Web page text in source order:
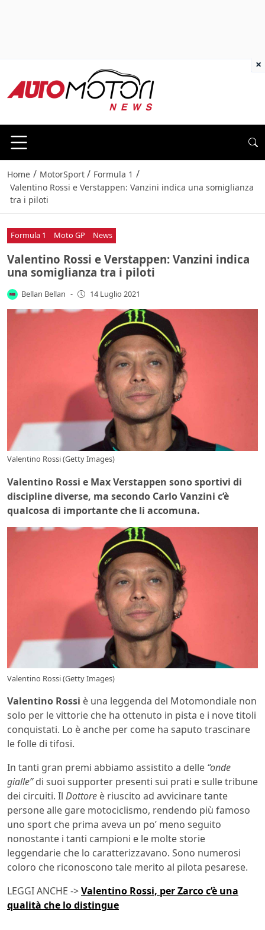
Home / MotorSport / Formula 1 /
Valentino Rossi e Verstappen: Vanzini indica una somiglianza
tra i piloti
Formula 1 Moto GP News
Valentino Rossi e Verstappen: Vanzini indica
una somiglianza tra i piloti
Bellan Bellan - 14 Luglio 2021
Valentino Rossi (Getty Images)
Valentino Rossi e Max Verstappen sono sportivi di
discipline diverse, ma secondo Carlo Vanzini c’è
qualcosa di importante che li accomuna.
Valentino Rossi (Getty Images)
Valentino Rossi è una leggenda del Motomondiale non
solo per le vittorie che ha ottenuto in pista e i nove titoli
conquistati. Lo è anche per come ha saputo trascinare
le folle di tifosi.
In tanti gran premi abbiamo assistito a delle “onde
gialle”di suoi supporter presenti sui prati e sulle tribune
dei circuiti. Il Dottore è riuscito ad avvicinare tante
persone alle gare motociclismo, rendendo più famoso
uno sport che prima aveva un po’ meno seguito
nonostante i tanti campioni e le molte storie
leggendarie che lo caratterizzavano. Sono numerosi
coloro che riconoscono tale merito al pilota pesarese.
LEGGI ANCHE ->Valentino Rossi, per Zarco c’è una
qualità che lo distingue
×